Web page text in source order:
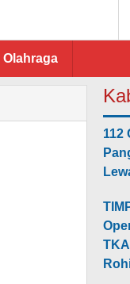
Olahraga
112